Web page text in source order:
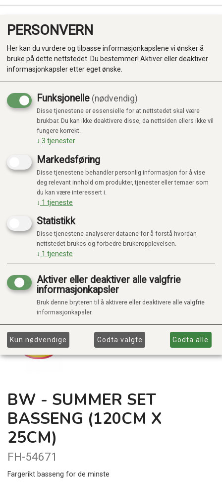
Produkter
Kategorier
BW - SUMMER SET
BASSENG (120CM X
25CM)
FH-54671
Fargerikt basseng for de minste
PERSONVERN
Her kan du vurdere og tilpasse informasjonkapslene vi ønsker å
bruke på dette nettstedet. Du bestemmer! Aktiver eller deaktiver
informasjonkapsler etter eget ønske.
Funksjonelle (nødvendig)
Disse tjenestene er essensielle for at nettstedet skal være
brukbar. Du kan ikke deaktivere disse, da nettsiden ellers ikke vil
fungere korrekt.
↓ 3 tjenester
Markedsføring
Disse tjenestene behandler personlig informasjon for å vise
deg relevant innhold om produkter, tjenester eller temaer som
du kan være interessert i.
↓ 1 tjeneste
Statistikk
Disse tjenestene analyserer dataene for å forstå hvordan
nettstedet brukes og forbedre brukeropplevelsen.
↓ 1 tjeneste
Aktiver eller deaktiver alle valgfrie
informasjonkapsler
Bruk denne bryteren til å aktivere eller deaktivere alle valgfrie
informasjonkapsler.
Kun nødvendige Godta valgte Godta alle